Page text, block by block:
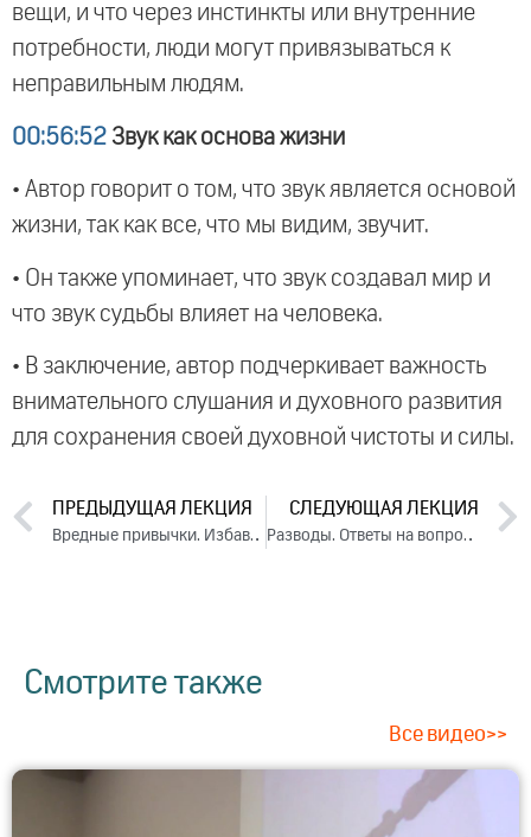
вещи, и что через инстинкты или внутренние
потребности, люди могут привязываться к
неправильным людям.
00:56:52 Звук как основа жизни
• Автор говорит о том, что звук является основой
жизни, так как все, что мы видим, звучит.
• Он также упоминает, что звук создавал мир и
что звук судьбы влияет на человека.
• В заключение, автор подчеркивает важность
внимательного слушания и духовного развития
для сохранения своей духовной чистоты и силы.
ПРЕДЫДУЩАЯ ЛЕКЦИЯ
Вредные привычки. Избавление от зависимостей. Ответы на вопросы (2021)
СЛЕДУЮЩАЯ ЛЕКЦИЯ
Разводы. Ответы на вопросы (2021)
Смотрите также
Все видео>>